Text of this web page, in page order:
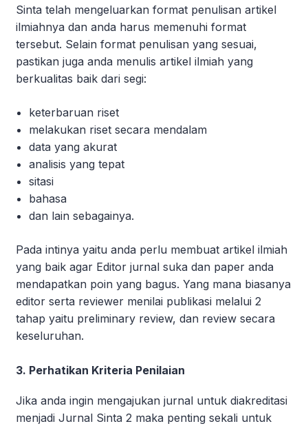
Sinta telah mengeluarkan format penulisan artikel
ilmiahnya dan anda harus memenuhi format
tersebut. Selain format penulisan yang sesuai,
pastikan juga anda menulis artikel ilmiah yang
berkualitas baik dari segi:
keterbaruan riset
melakukan riset secara mendalam
data yang akurat
analisis yang tepat
sitasi
bahasa
dan lain sebagainya.
Pada intinya yaitu anda perlu membuat artikel ilmiah
yang baik agar Editor jurnal suka dan paper anda
mendapatkan poin yang bagus. Yang mana biasanya
editor serta reviewer menilai publikasi melalui 2
tahap yaitu preliminary review, dan review secara
keseluruhan.
3. Perhatikan Kriteria Penilaian
Jika anda ingin mengajukan jurnal untuk diakreditasi
menjadi Jurnal Sinta 2 maka penting sekali untuk